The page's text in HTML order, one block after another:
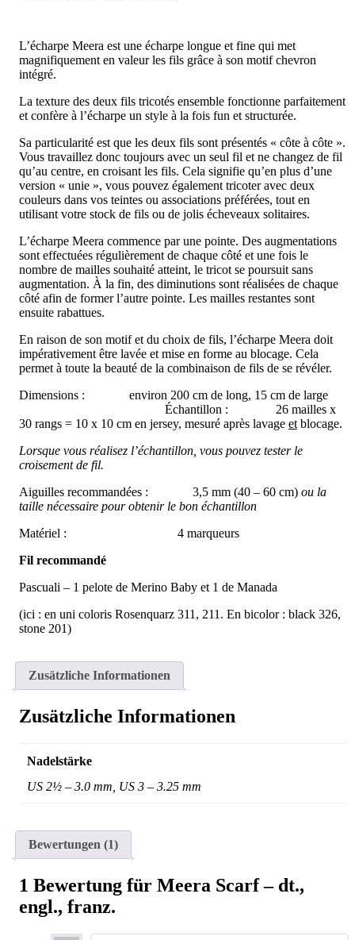
L’écharpe Meera est une écharpe longue et fine qui met
magnifiquement en valeur les fils grâce à son motif chevron
intégré.
La texture des deux fils tricotés ensemble fonctionne parfaitement
et confère à l’écharpe un style à la fois fun et structurée.
Sa particularité est que les deux fils sont présentés « côte à côte ».
Vous travaillez donc toujours avec un seul fil et ne changez de fil
qu’au centre, en croisant les fils. Cela signifie qu’en plus d’une
version « unie », vous pouvez également tricoter avec deux
couleurs dans vos teintes ou associations préférées, tout en
utilisant votre stock de fils ou de jolis écheveaux solitaires.
L’écharpe Meera commence par une pointe. Des augmentations
sont effectuées régulièrement de chaque côté et une fois le
nombre de mailles souhaité atteint, le tricot se poursuit sans
augmentation. À la fin, des diminutions sont réalisées de chaque
côté afin de former l’autre pointe. Les mailles restantes sont
ensuite rabattues.
En raison de son motif et du choix de fils, l’écharpe Meera doit
impérativement être lavée et mise en forme au blocage. Cela
permet à toute la beauté de la combinaison de fils de se révéler.
Dimensions : environ 200 cm de long, 15 cm de large
Échantillon : 26 mailles x
30 rangs = 10 x 10 cm en jersey, mesuré après lavage et blocage.
Lorsque vous réalisez l’échantillon, vous pouvez tester le
croisement de fil.
Aiguilles recommandées : 3,5 mm (40 – 60 cm) ou la
taille nécessaire pour obtenir le bon échantillon
Matériel : 4 marqueurs
Fil recommandé
Pascuali – 1 pelote de Merino Baby et 1 de Manada
(ici : en uni coloris Rosenquarz 311, 211. En bicolor : black 326,
stone 201)
Zusätzliche Informationen
Zusätzliche Informationen
Nadelstärke
US 2½ – 3.0 mm, US 3 – 3.25 mm
Bewertungen (1)
1 Bewertung für Meera Scarf – dt.,
engl., franz.